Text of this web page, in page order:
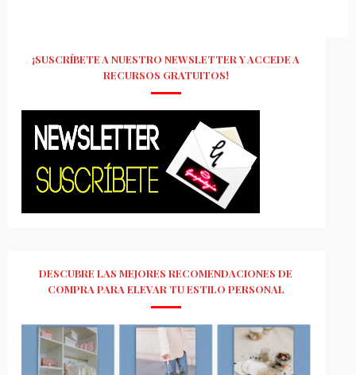
¡SUSCRÍBETE A NUESTRO NEWSLETTER Y ACCEDE A
RECURSOS GRATUITOS!
DESCUBRE LAS MEJORES RECOMENDACIONES DE
COMPRA PARA ELEVAR TU ESTILO PERSONAL